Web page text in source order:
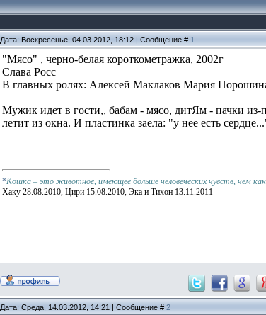
Дата: Воскресенье, 04.03.2012, 18:12 | Сообщение # 1
"Мясо" , черно-белая короткометражка, 2002г
Слава Росс
В главных ролях: Алексей Маклаков Мария
Мужик идет в гости,, бабам - мясо, дитЯм - пачки из-
летит из окна. И пластинка заела: "у нее есть
*Кошка – это животное, имеющее больше человеческих чувств, чем
Хаку 28.08.2010, Цири 15.08.2010, Эка и Тихон 13.11.2011
Дата: Среда, 14.03.2012, 14:21 | Сообщение # 2